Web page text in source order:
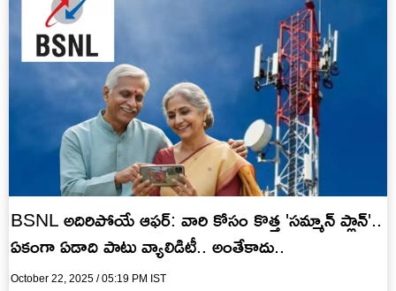
BSNL అదిరిపోయే ఆఫర్: వారి కోసం కొత్త 'సమ్మాన్ ప్లాన్'..
ఏకంగా ఏడాది పాటు వ్యాలిడిటీ.. అంతేకాదు..
October 22, 2025 / 05:19 PM IST